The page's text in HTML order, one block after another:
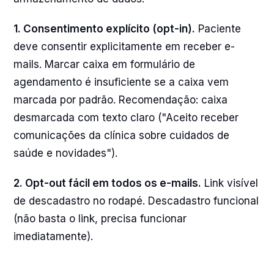
1. Consentimento explícito (opt-in). Paciente
deve consentir explicitamente em receber e-
mails. Marcar caixa em formulário de
agendamento é insuficiente se a caixa vem
marcada por padrão. Recomendação: caixa
desmarcada com texto claro ("Aceito receber
comunicações da clínica sobre cuidados de
saúde e novidades").
2. Opt-out fácil em todos os e-mails. Link visível
de descadastro no rodapé. Descadastro funcional
(não basta o link, precisa funcionar
imediatamente).